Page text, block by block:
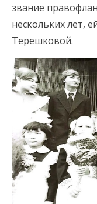
звание
нескольких лет,
Терешковой.